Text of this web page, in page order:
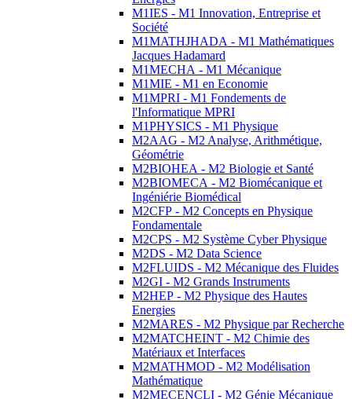
M1IES - M1 Innovation, Entreprise et
Société
M1MATHJHADA - M1 Mathématiques
Jacques Hadamard
M1MECHA - M1 Mécanique
M1MIE - M1 en Economie
M1MPRI - M1 Fondements de
l'Informatique MPRI
M1PHYSICS - M1 Physique
M2AAG - M2 Analyse, Arithmétique,
Géométrie
M2BIOHEA - M2 Biologie et Santé
M2BIOMECA - M2 Biomécanique et
Ingéniérie Biomédical
M2CFP - M2 Concepts en Physique
Fondamentale
M2CPS - M2 Système Cyber Physique
M2DS - M2 Data Science
M2FLUIDS - M2 Mécanique des Fluides
M2GI - M2 Grands Instruments
M2HEP - M2 Physique des Hautes
Energies
M2MARES - M2 Physique par Recherche
M2MATCHEINT - M2 Chimie des
Matériaux et Interfaces
M2MATHMOD - M2 Modélisation
Mathématique
M2MECENCLI - M2 Génie Mécanique